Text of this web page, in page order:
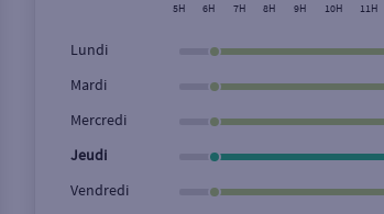
Rue
5H 6H 7H 8H 9H 10H 11H
Lundi
Mardi
Mercredi
Jeudi
Vendredi